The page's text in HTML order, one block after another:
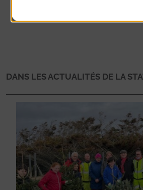
DANS LES ACTUALITÉS DE LA